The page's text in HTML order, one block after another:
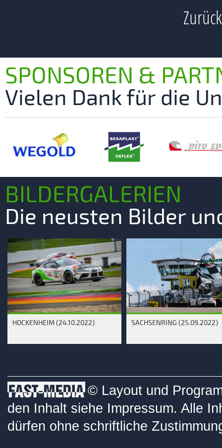
SPONSOREN &
Vielen Dank für die
BILDERGALERIEN
Die neusten Bilder
HOCKENHEIM (24.10.2022) SACHSENRING (25.09.2022)
© Layout und
den Inhalt siehe Impressum. Alle
dürfen ohne schriftliche